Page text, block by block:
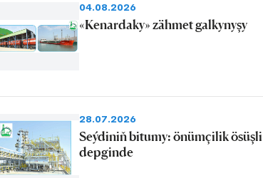
04.08.2026
«Kenardaky» zähmet galkynyşy
28.07.2026
Seýdiniň bitumy: önümçilik ösüşli
depginde